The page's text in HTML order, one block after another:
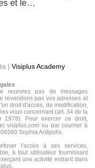
et le…
| Visiplus Academy
recevrez pas de messages
revendons pas vos adresses et
droit d'accès, de modification,
vous concernant (art. 34 de la
1978). Pour exercer ce droit,
visiplus.com ou par courrier à
Sophia Antipolis.
l'accès à ses services,
à tout utilisateur fournissant
une activité entrant dans